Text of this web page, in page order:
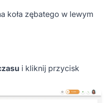
koła zębatego w lewym
i kliknij przycisk